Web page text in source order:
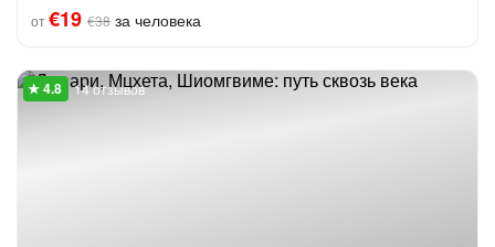
от€19 €38 за человека
14 отзывов